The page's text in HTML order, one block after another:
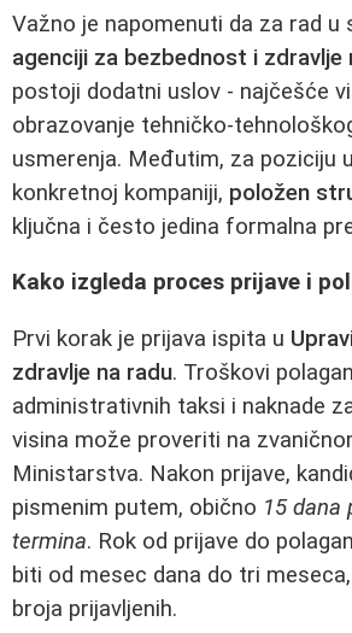
Važno je napomenuti da za rad u
agenciji za bezbednost i zdravlje
postoji dodatni uslov - najčešće
obrazovanje tehničko-
usmerenja. Međutim, za poziciju
konkretnoj kompaniji, položen
ključna i često jedina formalna
Kako izgleda proces prijave i
Prvi korak je prijava ispita u
zdravlje na radu. Troškovi
administrativnih taksi i naknade
visina može proveriti na
Ministarstva. Nakon prijave,
pismenim putem, obično 15 dana
termina. Rok od prijave do
biti od mesec dana do tri
broja prijavljenih.